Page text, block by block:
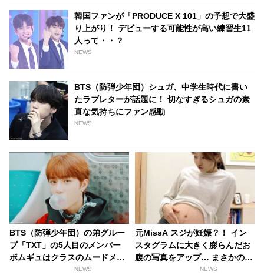
韓国ファンが「PRODUCE X 101」の予想で大盛
り上がり！ デビューする可能性が高い練習生11
人って・・？
NEWS
BTS（防弾少年団）シュガ、中学生時代に書い
たラブレターが話題に！ 切なすぎるシュガの素
直な気持ちにファン感動
NEWS
BTS（防弾少年団）の弟グルー
プ「TXT」の5人目のメンバー
ボムギュはクラスのムードメー
カー的イケメン！ エレキギター
NEWS
元MissA スジが妊娠？！ イン
スタグラムに大きく膨らんだお
腹の写真をアップ… まさかの姿
にファンは仰天「お腹の子は誰
NEWS